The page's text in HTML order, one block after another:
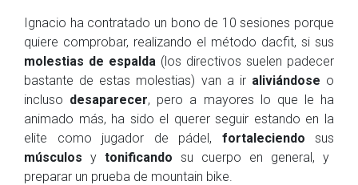
Ignacio ha contratado un bono de 10 sesiones porque
quiere comprobar, realizando el método dacfit, si sus
molestias de espalda (los directivos suelen padecer
bastante de estas molestias) van a ir aliviándose o
incluso desaparecer, pero a mayores lo que le ha
animado más, ha sido el querer seguir estando en la
elite como jugador de pádel, fortaleciendo sus
músculos y tonificando su cuerpo en general, y
preparar un prueba de mountain bike.